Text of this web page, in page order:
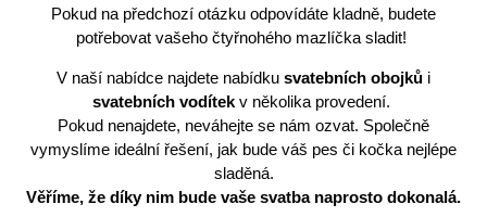
Pokud na předchozí otázku odpovídáte kladně, budete
potřebovat vašeho čtyřnohého mazlíčka sladit!
V naší nabídce najdete nabídku svatebních obojků i
svatebních vodítek v několika provedení.
Pokud nenajdete, neváhejte se nám ozvat. Společně
vymyslíme ideální řešení, jak bude váš pes či kočka nejlépe
sladěná.
Věříme, že díky nim bude vaše svatba naprosto dokonalá.